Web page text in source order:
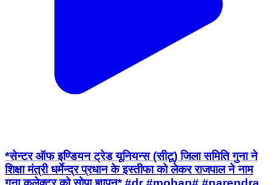
*सेन्टर ऑफ इण्डियन ट्रेड यूनियन्स (सीटू) जिला समिति गुना ने
शिक्षा मंत्री धर्मेन्द्र प्रधान के इस्तीफा को लेकर राजपाल ने नाम